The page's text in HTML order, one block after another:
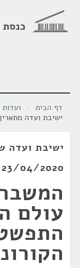
כנסת
דף הבית / ועדות
ישיבת ועדה מתאריך 23/04/
23/04/2020
עולם